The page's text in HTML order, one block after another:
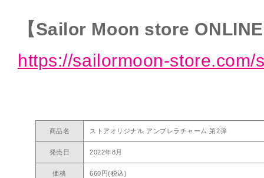
【Sailor Moon store
https://sailormoon-store.com/
商品名 ストアオリジナル アンブレラチャーム 第2弾
発売日 2022年8月
価格 660円(税込)